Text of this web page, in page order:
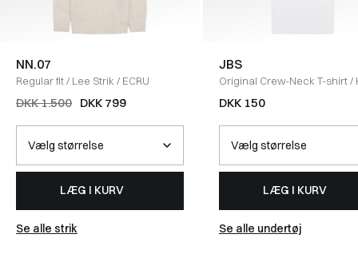
NN.07
Regular fit/ Lee Strik / ECRU
DKK 1.500 DKK 799
LÆG I KURV
Se alle strik
JBS
Original Crew-Neck T-shirt/
DKK 150
LÆG I KURV
Se alle undertøj